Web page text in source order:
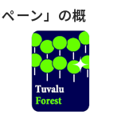
ーン」の概